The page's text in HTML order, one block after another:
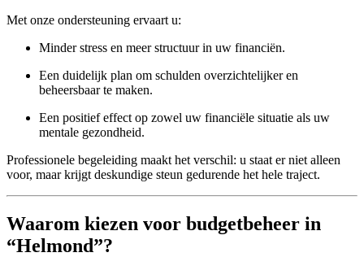
Met onze ondersteuning ervaart u:
Minder stress en meer structuur in uw financiën.
Een duidelijk plan om schulden overzichtelijker en
beheersbaar te maken.
Een positief effect op zowel uw financiële situatie als uw
mentale gezondheid.
Professionele begeleiding maakt het verschil: u staat er niet alleen
voor, maar krijgt deskundige steun gedurende het hele traject.
Waarom kiezen voor budgetbeheer in
“Helmond”?